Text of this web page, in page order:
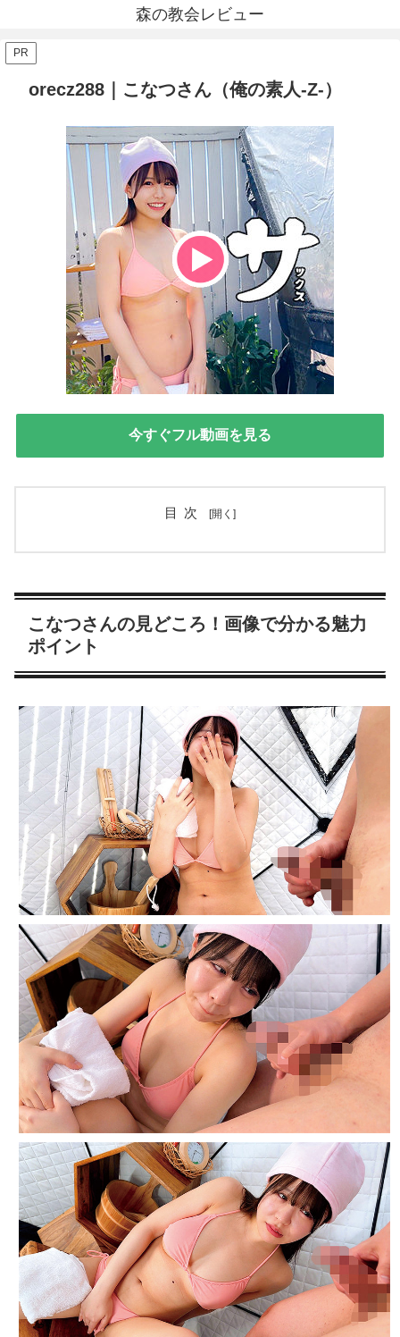
森の教会レビュー
PR
orecz288｜こなつさん（俺の素人-Z-）
今すぐフル動画を見る
目次
こなつさんの見どころ！画像で分かる魅力
ポイント